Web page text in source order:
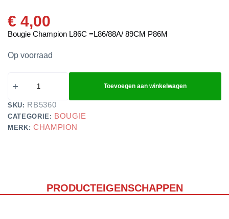
€ 4,00
Bougie Champion L86C =L86/88A/ 89CM P86M
Op voorraad
Toevoegen aan winkelwagen
SKU: RB5360
CATEGORIE: BOUGIE
MERK: CHAMPION
PRODUCTEIGENSCHAPPEN